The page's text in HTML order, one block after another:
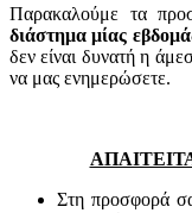
Παρακαλούμε τα
διάστημα μίας
δεν είναι δυνατή η
να μας ενημερώσετε.
Στη προσφορά